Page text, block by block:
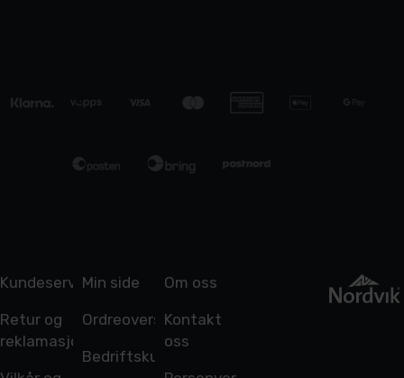
Kundeservice
Retur og
reklamasjon
Min side
Ordreoversikt
Bedriftskunde
Om oss
Kontakt
oss